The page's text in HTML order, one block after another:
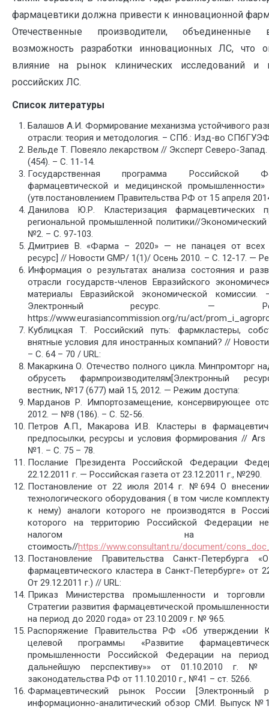
фармацевтики должна привести к инновационной
Отечественные производители, объединенные
возможность разработки инновационных ЛС, что
влияние на рынок клинических исследований и
российских ЛС.
Список литературы
Балашов А.И. Формирование механизма устойчивого
отрасли: теория и методология. – СПб.: Изд-во
Вельде Т. Повеяло лекарством // Эксперт Северо-
(454). – С. 11-14.
Государственная программа Российской
фармацевтической и медицинской
(утв.постановлением Правительства РФ от 15 апреля
Данилова Ю.Р. Кластеризация фармацевтических
региональной промышленной политики//
№2. – С. 97-103.
Дмитриев В. «Фарма – 2020» — не панацея от всех
ресурс] // Новости GMP/ 1(1)/ Осень 2010. – С. 12-17. —
Информация о результатах анализа состояния и
отрасли государств-членов Евразийского
материалы Евразийской экономической
Электронный ресурс. —
https://www.eurasiancommission.org/ru/act/
Кублицкая Т. Российский путь: фармкластеры,
внятные условия для иностранных компаний? //
– С. 64 – 70 / URL:
Макаркина О. Отечество полного цикла. Минпромторг
обрусеть фармпроизводителям[Электронный
вестник, №17 (677) май 15, 2012. — Режим доступа:
Марданов Р. Импортозамещение, консервирующее
2012. — №8 (186). – С. 52-56.
Петров А.П., Макарова И.В. Кластеры в
предпосылки, ресурсы и условия формирования //
№1. – С. 75 – 78.
Послание Президента Российской Федерации
22.12.2011 г. — Российская газета от 23.12.2011 г., №290.
Постановление от 22 июля 2014 г. №694 О
технологического оборудования ( в том числе
к нему) аналоги которого не производятся в
которого на территорию Российской Федерации
налогом на
стоимость//https://www.consultant.ru/document/
Постановление Правительства Санкт-Петербурга
фармацевтического кластера в Санкт-Петербурге» от
От 29.12.2011 г.) // URL:
Приказ Министерства промышленности и
Стратегии развития фармацевтической
на период до 2020 года» от 23.10.2009 г. № 965.
Распоряжение Правительства РФ «Об утверждении
целевой программы «Развитие
промышленности Российской Федерации на
дальнейшую перспективу»» от 01.10.2010 г.
законодательства РФ от 11.10.2010 г., №41 – ст. 5266.
Фармацевтический рынок России [Электронный
информационно-аналитический обзор СМИ. Выпуск